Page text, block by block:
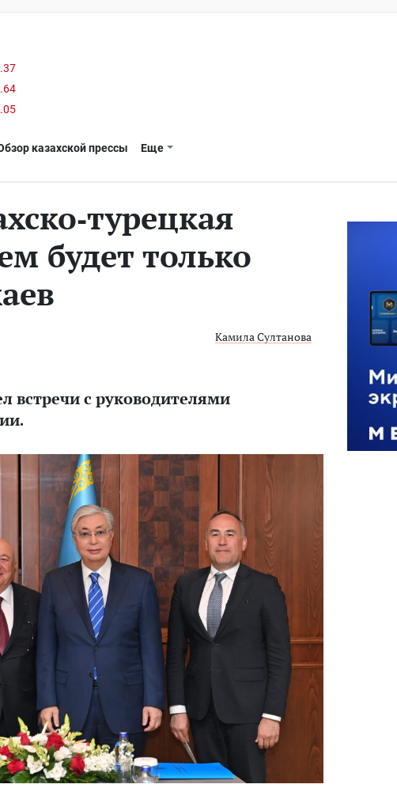
казахской прессы Еще
турецкая
будет только
Камила Султанова
встречи с руководителями